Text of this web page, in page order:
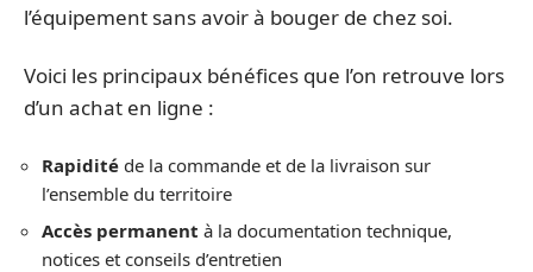
l’équipement sans avoir à bouger de chez soi.
Voici les principaux bénéfices que l’on retrouve lors
d’un achat en ligne :
Rapidité de la commande et de la livraison sur
l’ensemble du territoire
Accès permanent à la documentation technique,
notices et conseils d’entretien